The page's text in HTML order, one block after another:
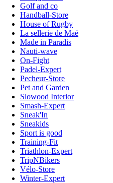
Golf and co
Handball-Store
House of Rugby
La sellerie de Maé
Made in Paradis
Nauti-wave
On-Fight
Padel-Expert
Pecheur-Store
Pet and Garden
Slowood Interior
Smash-Expert
Sneak'In
Sneakids
Sport is good
Training-Fit
Triathlon-Expert
TripNBikers
Vélo-Store
Winter-Expert